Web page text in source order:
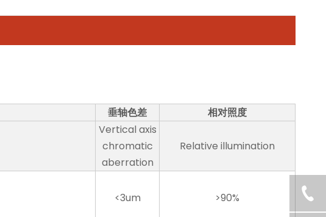
垂轴色差
相对照度
Vertical axis
chromatic
aberration
Relative illumination
<3um >90%